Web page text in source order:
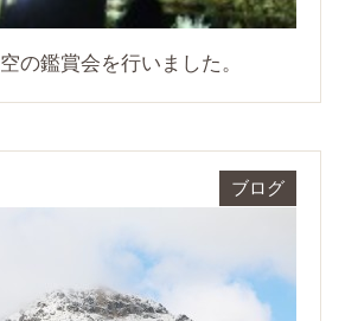
の鑑賞会を行いました。
ブログ